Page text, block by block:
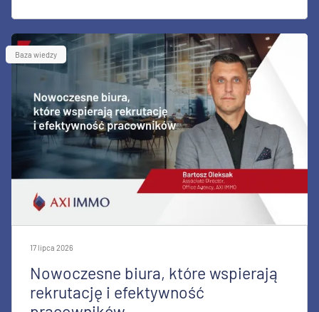
Baza wiedzy
17 lipca 2026
Nowoczesne biura, które wspierają
rekrutację i efektywność